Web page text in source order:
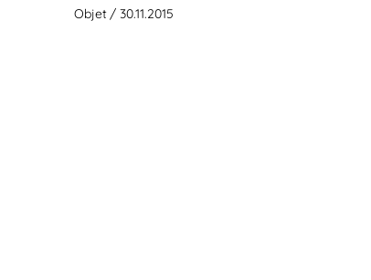
Objet / 30.11.2015